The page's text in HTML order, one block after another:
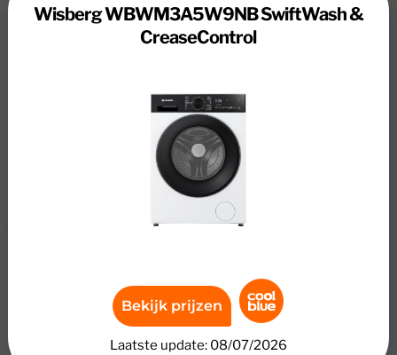
SwiftWash & CreaseControl
Was een grote lading beddengoed in één keer schoon
met de Wisberg WBWM3A5W9NB wasmachine. Dankzij
het vulgewicht van 9 kilogram heb je extra ruimte voor je
wasgoed en spaar je kleding een hele week op. Ook was
je kleine ladingen energiezuinig dankzij energieklasse A-
inkortfunctie was je een halfvolle trommel binnen één
uur schoon en bespaar je tijd. De CreaseControl
stoomfunctie maakt kreukels gladder, waardoor je
sneller klaar bent met strijken. Bij een ongelukkige vlek
Wisberg WBWM3A5W9NB SwiftWash &
CreaseControl
Bekijk prijzen
Laatste update: 08/07/2026